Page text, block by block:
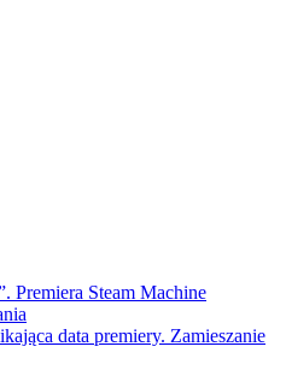
Premiera Steam Machine
data premiery. Zamieszanie